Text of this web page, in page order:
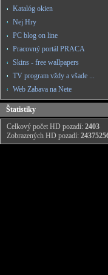
Katalóg okien
Nej Hry
PC blog on line
Pracovný portál PRACA
Skins - free wallpapers
TV program vždy a všade ...
Web Zabava na Nete
Štatistiky
Celkový počet HD pozadí: 2403
Zobrazených HD pozadí: